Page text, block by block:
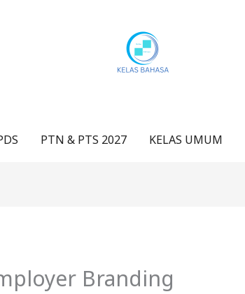
PTN & PTS 2027 KELAS UMUM
Branding